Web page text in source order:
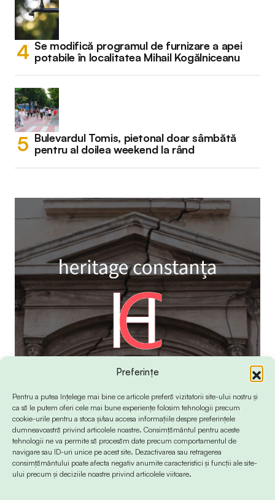
Preferințe
Pentru a putea înțelege mai bine ce articole preferă vizitatorii site-ului nostru și
ca să le putem oferi cele mai bune experiențe folosim tehnologii precum
cookie-urile pentru a stoca și/sau accesa informațiile despre preferințele
dumneavoastră privind articolele noastre. Consimțământul pentru aceste
tehnologii ne va permite să procesăm date precum comportamentul de
navigare sau ID-uri unice pe acest site. Dezactivarea sau retragerea
consimțământului poate afecta negativ anumite caracteristici și funcții ale site-
ului precum și deciziile noastre privind articolele viitoare.
Se modifică programul de furnizare a apei
potabile în localitatea Mihail Kogălniceanu
Bulevardul Tomis, pietonal doar sâmbătă
pentru al doilea weekend la rând